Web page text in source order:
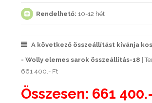
Rendelhető: 10-12 hét
A következő összeállítást kívánja
- Wolly elemes sarok összeállítás-18 |
661 400.- Ft
Összesen: 661